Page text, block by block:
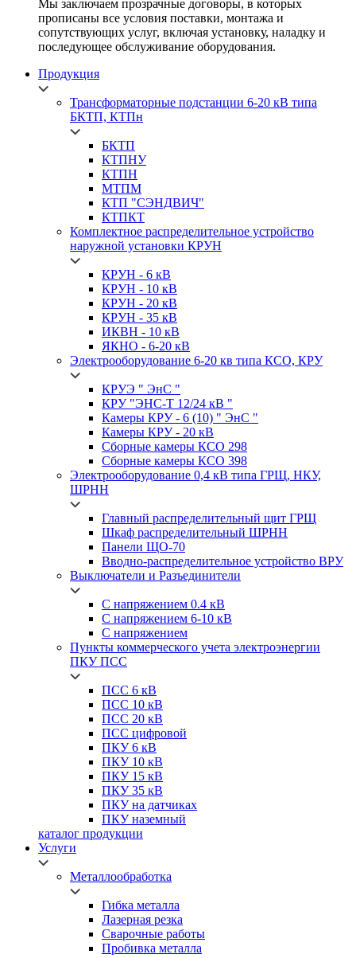
Мы заключаем прозрачные договоры, в которых
прописаны все условия поставки, монтажа и
сопутствующих услуг, включая установку, наладку и
последующее обслуживание оборудования.
Продукция
Трансформаторные подстанции 6-20 кВ типа
БКТП, КТПн
БКТП
КТПНУ
КТПН
МТПМ
КТП "СЭНДВИЧ"
КТПКТ
Комплектное распределительное устройство
наружной установки КРУН
КРУН - 6 кВ
КРУН - 10 кВ
КРУН - 20 кВ
КРУН - 35 кВ
ИКВН - 10 кВ
ЯКНО - 6-20 кВ
Электрооборудование 6-20 кв типа КСО, КРУ
КРУЭ " ЭнС "
КРУ "ЭНС-Т 12/24 кВ "
Камеры КРУ - 6 (10) " ЭнС "
Камеры КРУ - 20 кВ
Сборные камеры КСО 298
Сборные камеры КСО 398
Электрооборудование 0,4 кВ типа ГРЩ, НКУ,
ШРНН
Главный распределительный щит ГРЩ
Шкаф распределительный ШРНН
Панели ЩО-70
Вводно-распределительное устройство ВРУ
Выключатели и Разъединители
С напряжением 0.4 кВ
С напряжением 6-10 кВ
С напряжением
Пункты коммерческого учета электроэнергии
ПКУ ПСС
ПСС 6 кВ
ПСС 10 кВ
ПСС 20 кВ
ПСС цифровой
ПКУ6 кВ
ПКУ 10 кВ
ПКУ 15 кВ
ПКУ35 кВ
ПКУна датчиках
ПКУназемный
каталог продукции
Услуги
Металлообработка
Гибка металла
Лазерная резка
Сварочные работы
Пробивка металла